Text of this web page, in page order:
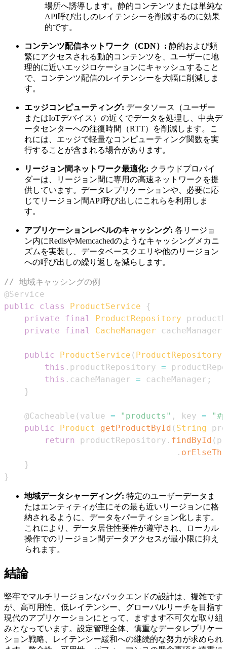
場所へ誘導します。静的コンテンツまたは単純な
API呼び出しのレイテンシーを削減するのに効果
的です。
コンテンツ配信ネットワーク（CDN）: 静的および頻
繁にアクセスされる動的コンテンツを、ユーザーに地
理的に近いエッジロケーションにキャッシュすること
で、コンテンツ配信のレイテンシーを大幅に削減しま
す。
エッジコンピューティング: データソース（ユーザー
またはIoTデバイス）の近くでデータを処理し、中央デ
ータセンターへの往復時間（RTT）を削減します。こ
れには、エッジで軽量なコンピューティング関数を実
行することが含まれる場合があります。
リージョン間ネットワーク最適化: クラウドプロバイ
ダーは、リージョン間に専用の高速ネットワークを提
供しています。データレプリケーションや、必要に応
じてリージョン間API呼び出しにこれらを利用しま
す。
アプリケーションレベルのキャッシング: 各リージョ
ン内にRedisやMemcachedのようなキャッシングメカニ
ズムを実装し、データベースクエリや他のリージョン
への呼び出しの繰り返しを減らします。
// 地域キャッシングの例
@Service
public
class ProductService
{
private
final ProductRepository
private
final CacheManager cacheManager
public ProductService ( ProductRepository
this . productRepository =
this . cacheManager = cacheManager ;
}
@Cacheable ( value = "products" , key =
public
Product getProductById ( String
return
productRepository . findById (
.
}
}
地域データシャーディング: 特定のユーザーデータま
たはエンティティが主にその最も近いリージョンに格
納されるように、データをパーティション化します。
これにより、データ居住性要件が遵守され、ローカル
操作でのリージョン間データアクセスが最小限に抑え
られます。
結論
堅牢でマルチリージョンなバックエンドの設計は、複雑です
が、高可用性、低レイテンシー、グローバルリーチを目指す
現代のアプリケーションにとって、ますます不可欠な取り組
みとなっています。設定管理全体、慎重なデータレプリケー
ション戦略、レイテンシー緩和への継続的な努力が求められ